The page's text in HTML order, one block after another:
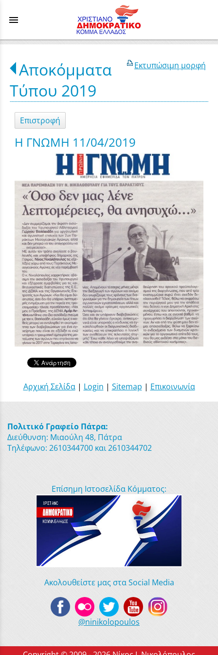
menu
Εκτυπώσιμη μορφή
Αποκόμματα
Τύπου 2019
Επιστροφή
Η ΓΝΩΜΗ 11/04/2019
Αρχική Σελίδα| Login | Sitemap | Επικοινωνία
Πολιτικό Γραφείο Πάτρα:
Διεύθυνση: Μιαούλη 48, Πάτρα
Τηλέφωνο: 2610344700 και 2610344702
Επίσημη Ιστοσελίδα Κόμματος:
Ακολουθείστε μας στα Social Media
@ninikolopoulos